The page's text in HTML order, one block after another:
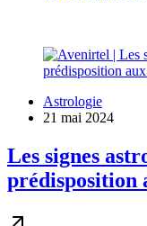
Astrologie
21 mai 2024
Les signes
prédisposition